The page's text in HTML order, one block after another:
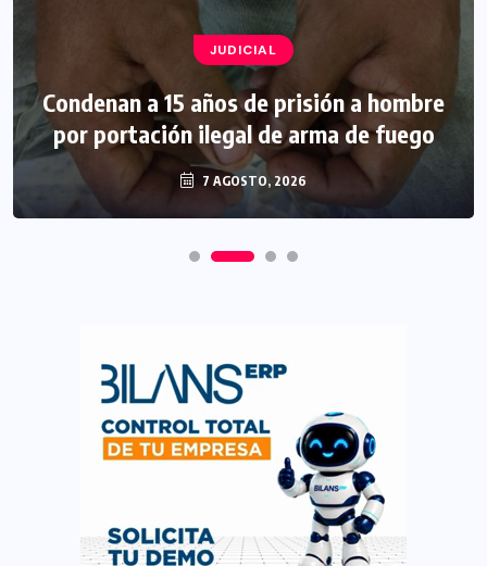
JUDICIAL
Condenan a 15 años de prisión a hombre
por portación ilegal de arma de fuego
7 AGOSTO, 2026